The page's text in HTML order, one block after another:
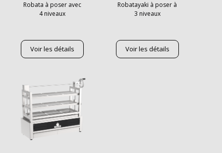
Robata à poser avec
4 niveaux
Voir les détails
Robatayaki à poser à
3 niveaux
Voir les détails